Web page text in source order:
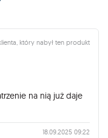
który nabył ten produkt
na nią już daje
18.09.2025 09:22